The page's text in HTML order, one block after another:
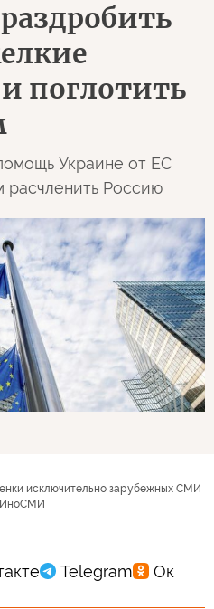
и поглотить
Украине от ЕС
расчленить Россию
исключительно зарубежных СМИ
ИноСМИ